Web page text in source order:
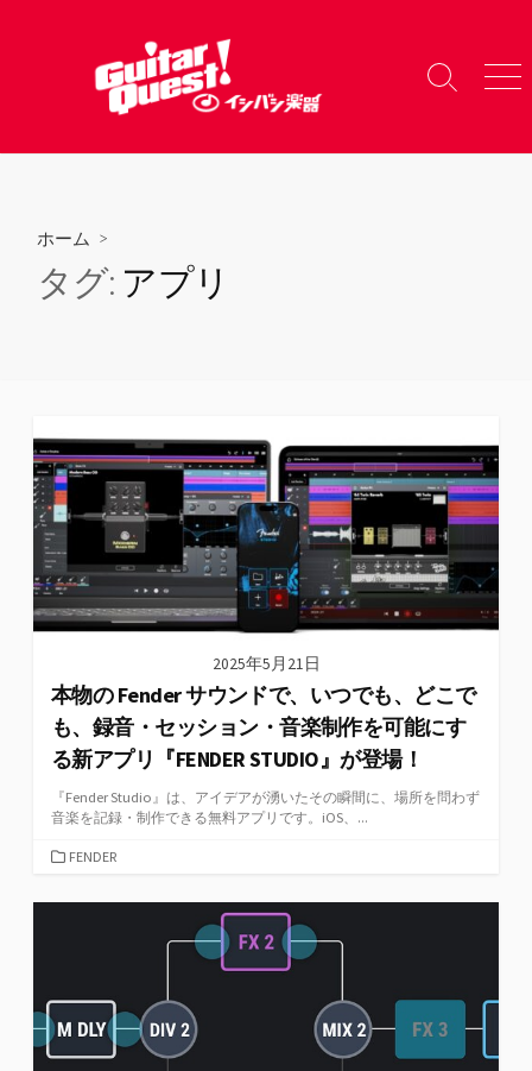
へ
検
り
メ
ー
ホーム >
タグ: アプリ
2025年5月21日
本物の Fender サウンドで、いつでも、どこで
も、録音・セッション・音楽制作を可能にす
る新アプリ『FENDER STUDIO』が登場！
『Fender Studio』は、アイデアが湧いたその瞬間に、場所を問わず
⾳楽を記録・制作できる無料アプリです。iOS、...
カ
ゴ
FENDER